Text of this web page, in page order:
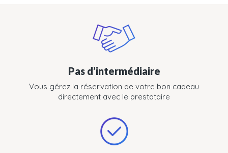
Pas d’intermédiaire
Vous gérez la réservation de votre bon cadeau
directement avec le prestataire